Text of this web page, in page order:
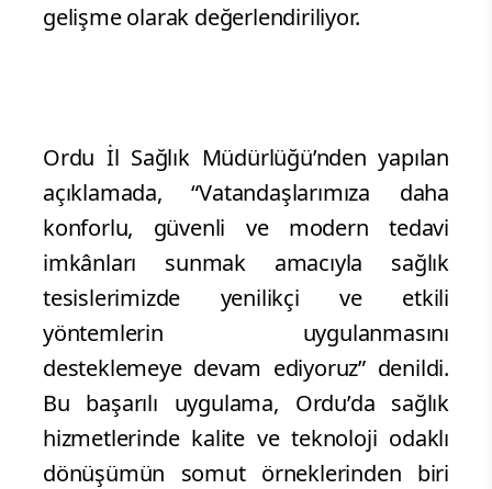
gelişme olarak değerlendiriliyor.
Ordu İl Sağlık Müdürlüğü’nden yapılan
açıklamada, “Vatandaşlarımıza daha
konforlu, güvenli ve modern tedavi
imkânları sunmak amacıyla sağlık
tesislerimizde yenilikçi ve etkili
yöntemlerin uygulanmasını
desteklemeye devam ediyoruz” denildi.
Bu başarılı uygulama, Ordu’da sağlık
hizmetlerinde kalite ve teknoloji odaklı
dönüşümün somut örneklerinden biri